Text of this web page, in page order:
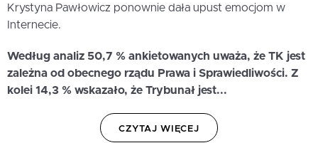
Krystyna Pawłowicz ponownie dała upust emocjom w
Internecie.
Według analiz 50,7 % ankietowanych uważa, że TK jest
zależna od obecnego rządu Prawa i Sprawiedliwości. Z
kolei 14,3 % wskazało, że Trybunał jest...
CZYTAJ WIĘCEJ